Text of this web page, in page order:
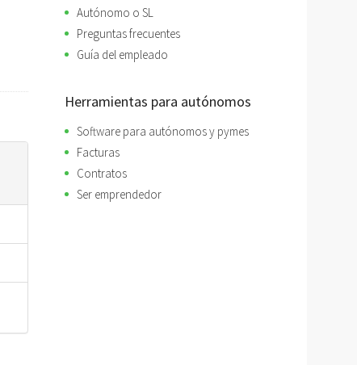
Autónomo o SL
Preguntas frecuentes
Guía del empleado
Herramientas para autónomos
Software para autónomos y pymes
Facturas
Contratos
Ser emprendedor